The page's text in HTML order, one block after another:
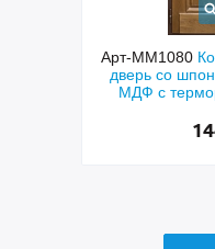
Арт-ММ1080
дверь со
МДФ с
144